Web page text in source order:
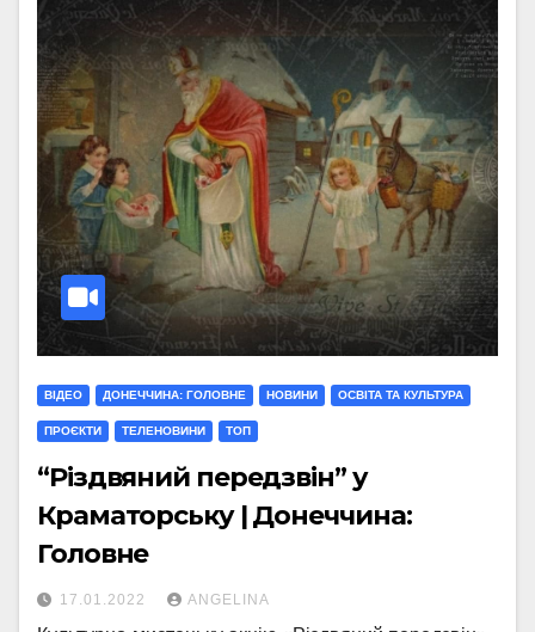
ВІДЕО ДОНЕЧЧИНА: ГОЛОВНЕ НОВИНИ ОСВІТА ТА КУЛЬТУРА
ПРОЄКТИ ТЕЛЕНОВИНИ ТОП
“Різдвяний передзвін” у
Краматорську | Донеччина:
Головне
17.01.2022 ANGELINA